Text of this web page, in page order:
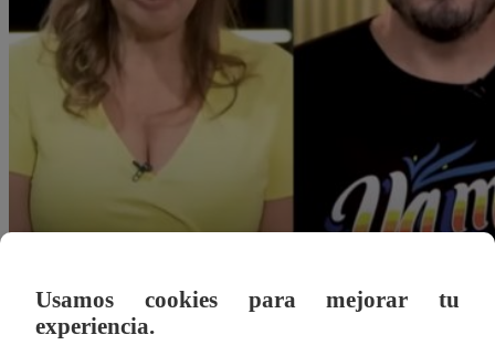
Alejandra Sanchez A.
Usamos cookies para mejorar tu
experiencia.